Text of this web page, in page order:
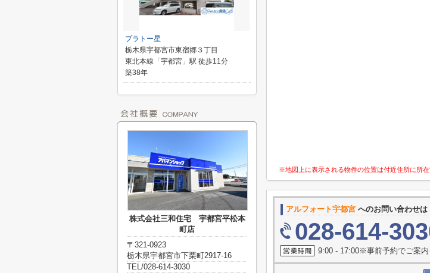
※地図上に表示される物件の位置は付近住所に所
アルフォート宇都宮 へのお問い合わせは
028-614-
9:00 - 17:00※事前予約でご案
プラトー星
栃木県宇都宮市東宿郷３丁目
東北本線「宇都宮」駅 徒歩11分
築38年
株式会社三和住宅 宇都宮平松本
町店
〒321-0923
栃木県宇都宮市下栗町2917-16
TEL/028-614-3030